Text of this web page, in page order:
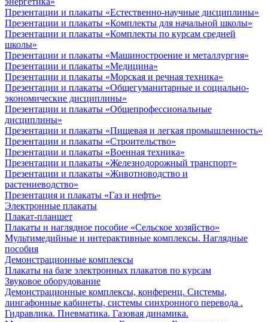
Презентации и плакаты «Естественно-научные дисциплины»
Презентации и плакаты «Комплекты для начальной школы»
Презентации и плакаты «Комплекты по курсам средней
школы»
Презентации и плакаты «Машиностроение и металлургия»
Презентации и плакаты «Медицина»
Презентации и плакаты «Морская и речная техника»
Презентации и плакаты «Общегуманитарные и социально-
экономические дисциплины»
Презентации и плакаты «Общепрофессиональные
дисциплины»
Презентации и плакаты «Пищевая и легкая промышленность»
Презентации и плакаты «Строительство»
Презентации и плакаты «Военная техника»
Презентации и плакаты «Железнодорожный транспорт»
Презентации и плакаты «Животноводство и
растениеводство»
Презентация и плакаты «Газ и нефть»
Электронные плакаты
Плакат-планшет
Плакаты и наглядное пособие «Сельское хозяйство»
Мультимедийные и интерактивные комплексы. Наглядные
пособия
Демонстрационные комплексы
Плакаты на базе электронных плакатов по курсам
Звуковое оборудование
Демонстрационные комплексы, конференц. Системы,
лингафонные кабинеты, системы синхронного перевода .
Гидравлика. Пневматика. Газовая динамика.